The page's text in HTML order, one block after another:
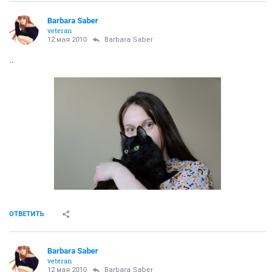
Barbara Saber
veteran
12 мая 2010 Barbara Saber
..
ОТВЕТИТЬ
Barbara Saber
veteran
12 мая 2010 Barbara Saber